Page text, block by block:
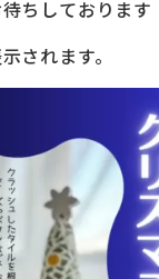
ちしております
されます。